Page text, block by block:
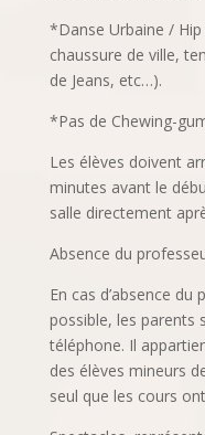
*Danse Urbaine /
chaussure de ville,
de Jeans, etc…).
*Pas de Chewing-
Les élèves doivent
minutes avant le
salle directement
Absence du
En cas d’absence
possible, les parents
téléphone. Il
des élèves mineurs
seul que les cours